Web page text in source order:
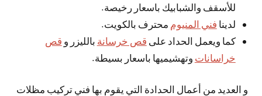
للأسقف والشبابيك باسعار رخيصة.
لدينا فني المنيوم محترف بالكويت.
كما ويعمل الحداد على قص خرسانة بالليزر و قص
خراسانات وتهشيميها باسعار بسيطة.
و العديد من أعمال الحدادة التي يقوم بها فني تركيب مظلات